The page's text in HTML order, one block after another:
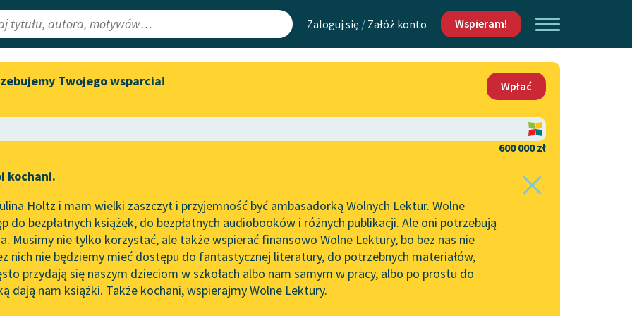
Zaloguj się / Załóż konto Wspieram!
Lektury
redakcyjne
Aktualności
„Prokurator Alicja Horn” do
literatury skandynawskiej
Spotkanie z Katarzyną Tunkiel
w Oslo
102. lata temu zmarł Joseph
Conrad
Mapa Wolnych Lektur
Leśmianator
API
OAI-PMH
Widget Wolnych Lektur
Kontakt
O projekcie
Zasady wykorzystania
Wolnych Lektur
Logotypy
Materiały promocyjne
Twojego wsparcia!
Wpłać
600 000 zł
kochani.
Holtz i mam wielki zaszczyt i przyjemność być ambasadorką Wolnych Lektur. Wolne
do bezpłatnych książek, do bezpłatnych audiobooków i różnych publikacji. Ale oni potrzebują
Musimy nie tylko korzystać, ale także wspierać finansowo Wolne Lektury, bo bez nas nie
nich nie będziemy mieć dostępu do fantastycznej literatury, do potrzebnych materiałów,
przydają się naszym dzieciom w szkołach albo nam samym w pracy, albo po prostu do
dają nam książki. Także kochani, wspierajmy Wolne Lektury.
✖ Romantyzm✖